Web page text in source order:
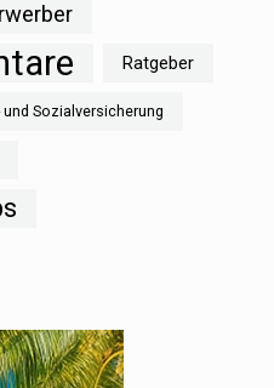
Ratgeber
und Sozialversicherung